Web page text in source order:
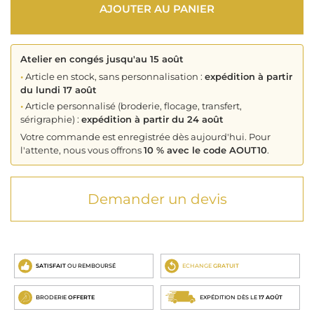
AJOUTER AU PANIER
Atelier en congés jusqu'au 15 août
•Article en stock, sans personnalisation : expédition à partir
du lundi 17 août
•Article personnalisé (broderie, flocage, transfert,
sérigraphie) : expédition à partir du 24 août
Votre commande est enregistrée dès aujourd'hui. Pour
l'attente, nous vous offrons10 % avec le code AOUT10.
Demander un devis
SATISFAIT OU REMBOURSÉ ECHANGE GRATUIT
BRODERIE OFFERTE EXPÉDITION DÈS LE 17 AOÛT